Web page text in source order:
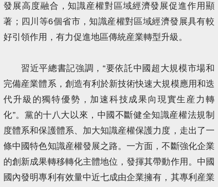
發展高度融合，知識産權對區域經濟發展促進作用顯
著；四川等6個省市，知識産權對區域經濟發展具有較
好引領作用，有力促進地區傳統産業轉型升級。
習近平總書記強調，“要依託中國超大規模市場和
完備産業體系，創造有利於新技術快速大規模應用和迭
代升級的獨特優勢，加速科技成果向現實生産力轉
化”。黨的十八大以來，中國不斷健全知識産權法規制
度體系和保護體系、加大知識産權保護力度，走出了一
條中國特色知識産權發展之路。一方面，不斷強化企業
的創新成果轉移轉化主體地位，發揮其帶動作用。中國
國內發明專利有效量中近七成由企業擁有，其專利産業